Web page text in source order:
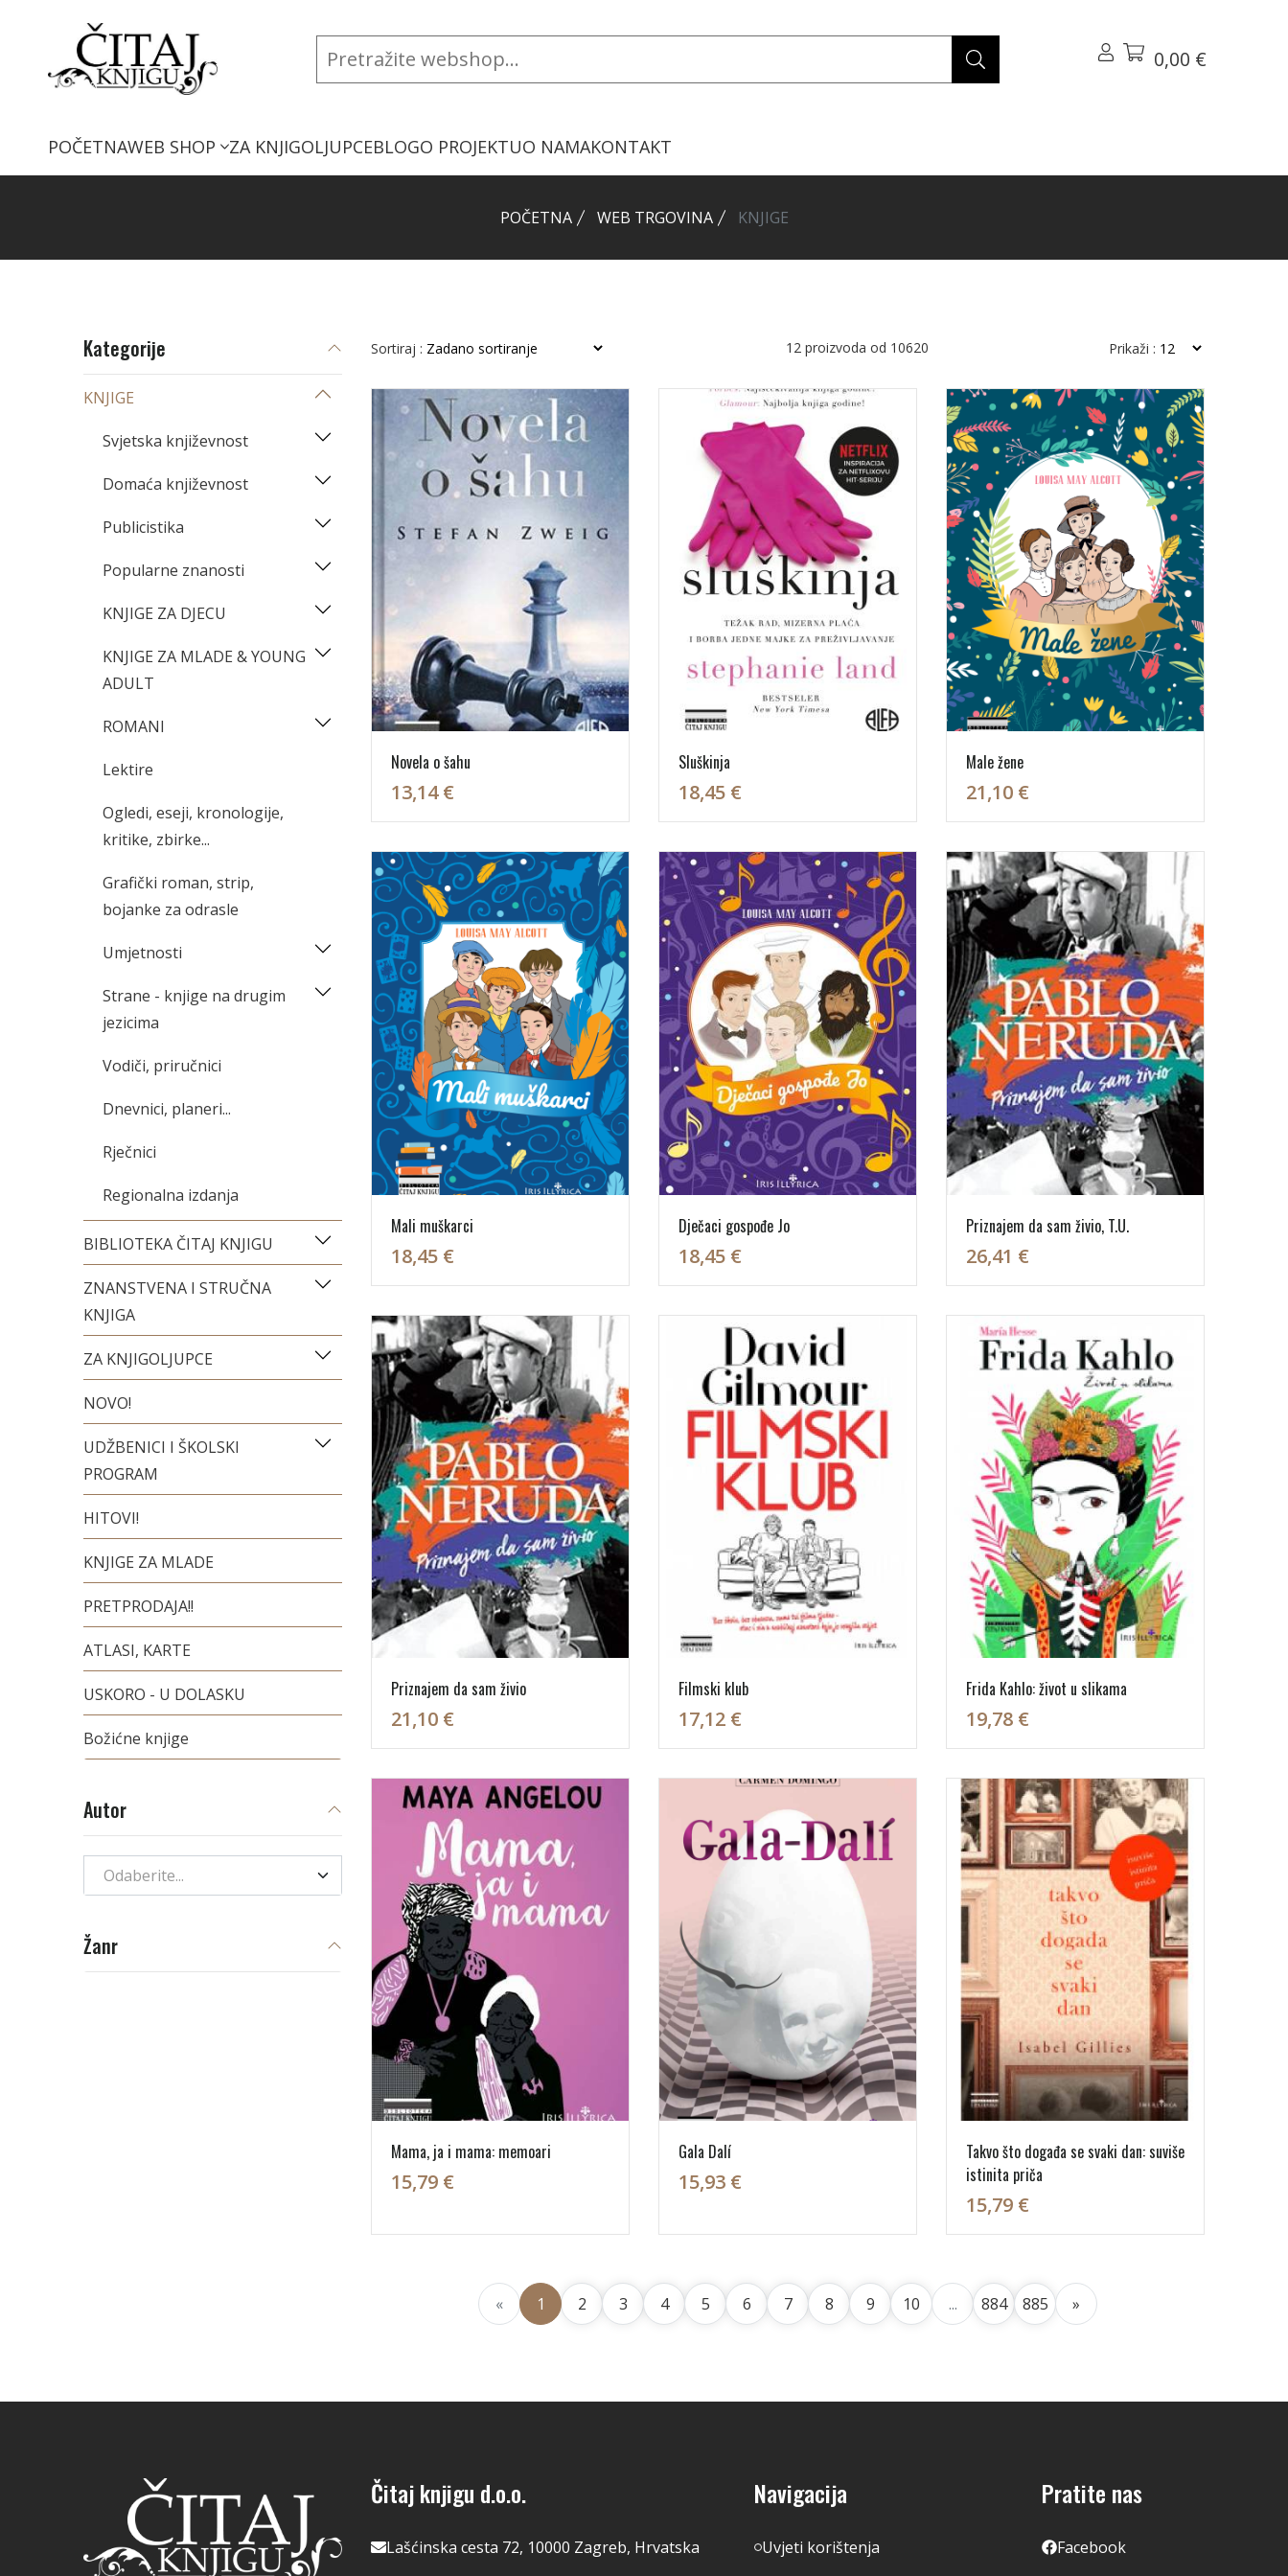
0,00 €
POČETNAWEB SHOP ZA KNJIGOLJUPCEBLOGO PROJEKTUO NAMAKONTAKT
POČETNA WEB TRGOVINA KNJIGE
Sortiraj : 12 proizvoda od 10620 Prikaži :
Novela o šahu
13,14 €
Sluškinja
18,45 €
Male žene
21,10 €
Mali muškarci
18,45 €
Dječaci gospođe Jo
18,45 €
Priznajem da sam živio, T.U.
26,41 €
Priznajem da sam živio
21,10 €
Filmski klub
17,12 €
Frida Kahlo: život u slikama
19,78 €
Mama, ja i mama: memoari
15,79 €
Gala Dalí
15,93 €
Takvo što događa se svaki dan: suviše
istinita priča
15,79 €
« 1 2 3 4 5 6 7 8 9 10 ... 884 885 »
Kategorije
KNJIGE
Svjetska književnost
Domaća književnost
Publicistika
Popularne znanosti
KNJIGE ZA DJECU
KNJIGE ZA MLADE & YOUNG
ADULT
ROMANI
Lektire
Ogledi, eseji, kronologije,
kritike, zbirke...
Grafički roman, strip,
bojanke za odrasle
Umjetnosti
Strane - knjige na drugim
jezicima
Vodiči, priručnici
Dnevnici, planeri...
Rječnici
Regionalna izdanja
BIBLIOTEKA ČITAJ KNJIGU
ZNANSTVENA I STRUČNA
KNJIGA
ZA KNJIGOLJUPCE
NOVO!
UDŽBENICI I ŠKOLSKI
PROGRAM
HITOVI!
KNJIGE ZA MLADE
PRETPRODAJA!!
ATLASI, KARTE
USKORO - U DOLASKU
Božićne knjige
Autor
Odaberite...
Žanr
Čitaj knjigu d.o.o.
Lašćinska cesta 72, 10000 Zagreb, Hrvatska
Navigacija
Uvjeti korištenja
Pratite nas
Facebook